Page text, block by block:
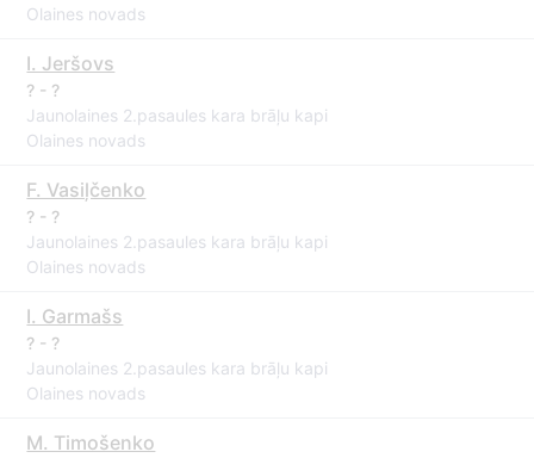
Olaines novads
I. Jeršovs
? - ?
Jaunolaines 2.pasaules kara brāļu kapi
Olaines novads
F. Vasiļčenko
? - ?
Jaunolaines 2.pasaules kara brāļu kapi
Olaines novads
I. Garmašs
? - ?
Jaunolaines 2.pasaules kara brāļu kapi
Olaines novads
M. Timošenko